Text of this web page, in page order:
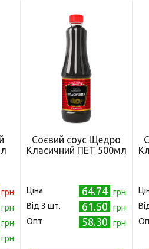
грн
грн
грн
грн
Соєвий соус Щедро
Класичний ПЕТ 500мл
Ціна 64.74 грн
Від 3 шт.
61.50
грн
Опт
58.30 грн